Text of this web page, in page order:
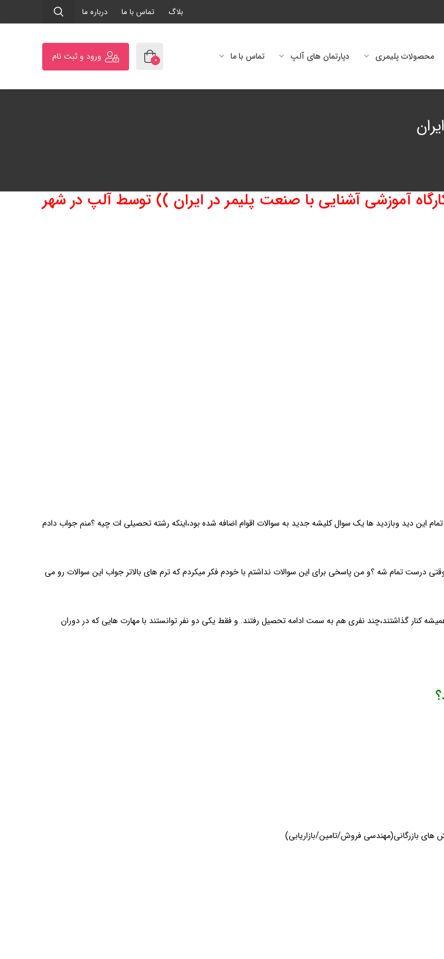
بلاگ تماس با ما درباره ما
محصولات پلیمری دپارتمان های آلپ تماس با ما 0 ورود و ثبت نام
آموزشی آشنایی با صنعت پلیمر در ایران )) توسط آلپ در شهر
این دید وبازدید ها یک سوال کلیشه جدید به سوالات اقوام اضافه شده بود،اینکه رشته تحصیلی ات چیه ؟منم جواب دادم
تمام شه ؟و من پاسخی برای این سوالات نداشتم با خودم فکر میکردم که ترم های بالاتر جواب این سوالات رو می
کنار گذاشتند،چند نفری هم به سمت ادامه تحصیل رفتند. و فقط یکی دو نفر توانستند با مهارت هایی که در دوران
بازرگانی(مهندسی فروش/تامین/بازاریابی)